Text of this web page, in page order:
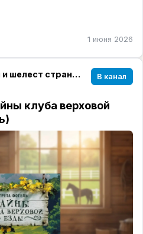
с нашими
книг, которые подарят
Кэтрин Бэннер
итальянском острове.
и любовь,
— Дилия Оуэнс
роман о
смогла выжить в
природе и книгам.
и детям, и взрослым.
1 июня 2026
Кофе с шарлоткой и шелест страниц☕️📖 В канал
клуба верховой